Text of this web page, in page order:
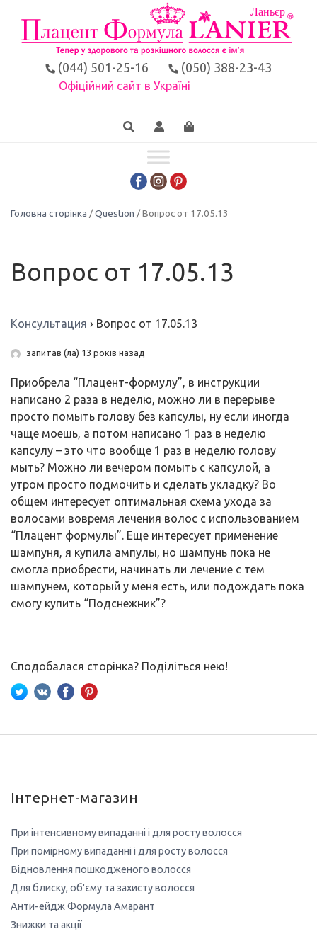
(044) 501-25-16 (050) 388-23-43
Офіційний сайт в Україні
Головна сторінка /Question / Вопрос от 17.05.13
Вопрос от 17.05.13
Консультация › Вопрос от 17.05.13
запитав (ла) 13 років назад
Приобрела “Плацент-формулу”, в инструкции
написано 2 раза в неделю, можно ли в перерыве
просто помыть голову без капсулы, ну если иногда
чаще моешь, а потом написано 1 раз в неделю
капсулу – это что вообще 1 раз в неделю голову
мыть? Можно ли вечером помыть с капсулой, а
утром просто подмочить и сделать укладку? Во
общем интересует оптимальная схема ухода за
волосами вовремя лечения волос с использованием
“Плацент формулы”. Еще интересует применение
шампуня, я купила ампулы, но шампунь пока не
смогла приобрести, начинать ли лечение с тем
шампунем, который у меня есть, или подождать пока
смогу купить “Подснежник”?
Сподобалася сторінка? Поділіться нею!
Інтернет-магазин
При інтенсивному випаданні і для росту волосся
При помірному випаданні і для росту волосся
Відновлення пошкодженого волосся
Для блиску, об'єму та захисту волосся
Анти-ейдж Формула Амарант
Знижки та акції